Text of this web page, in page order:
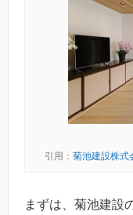
引用： 菊池建設株式
まずは、菊池建設